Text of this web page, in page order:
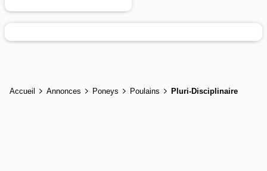
Accueil Annonces Poneys Poulains Pluri-Disciplinaire